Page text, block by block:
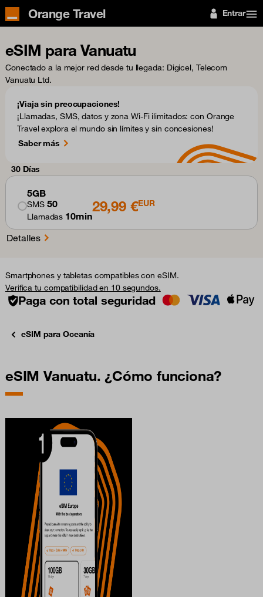
Orange Travel Entrar
eSIM para Vanuatu
Conectado a la mejor red desde tu llegada: Digicel, Telecom
Vanuatu Ltd.
¡Viaja sin preocupaciones!
¡Llamadas, SMS, datos y zona Wi-Fi ilimitados: con Orange
Travel explora el mundo sin límites y sin concesiones!
Saber más
30 Días
5GB
SMS 50
Llamadas 10min
29,99 €EUR
Detalles
Smartphones y tabletas compatibles con eSIM.
Verifica tu compatibilidad en 10 segundos.
Paga con total seguridad
eSIM para Oceanía
eSIM Vanuatu. ¿Cómo funciona?